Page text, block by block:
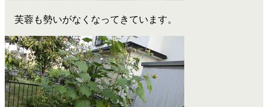
芙蓉も勢いがなくなってきています。